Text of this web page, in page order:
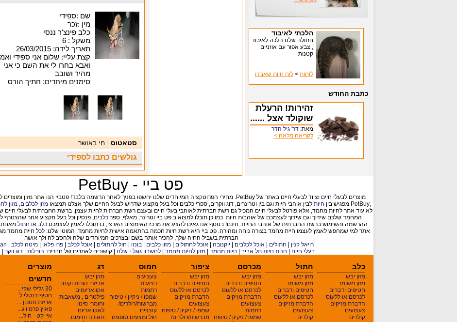
הלכתי לאיבוד
חתולה שלנו הלכה לאיבוד
, צבע אפור עם אוזניים
קטנות
לוחות > לוח חיות שאבדו
כתבת החודש
זהירות! הרעלת
שוקולד אצל ......
מאת: דר' גיל הדר
לקריאה מלאה >
שם :ספידי
מין :זכר
כלב פינצ'ר ננסי
משקל : 6
תאריך לידה: 26/03/2015
קצת עליי: שלום אני ספידי
ואבא בחרו לי את השם כי אני
מהיר ושובב
סימנים מיחדים: חתיך הורס
סטאטוס : חי באושר
גולשים כתבו לספידי
פט ביי - PetBuy
מוצרים לבעלי חיים וציוד לבעלי חיים באתר של PetBuy. מחירי הפרוטקציה המיוחדים שלנו יחשפו בפניך לאחר הרשמה בלבד! פטביי הנו אתר מזון ומוצרים לבעלי חיים. עבור בעלי חיים ואוהבי בע
,PetBuy מפג
יש בין חיות לבין אוהבי חיות וגם בין וטרינרים, דוג ווקרים, ספרי כלבים וכל בעל מקצוע שדרוש לבעל החיים שלך אצלנו תמצאו מזון לכלבים, מזון
המחמד שלכם שידוך וגם שידוך לעצמכם של אוהב/ת חיות. כמו כן תוכלו למצוא ב פט ביי וטרינר, מאלף, ספרכלבים
ההרשמה והשימוש ברשת החברתית של אוהבי החיות: חינם! בנוסף אנו גאים להציג את מרכז האימוצים הארצי, בו תוכלו לאמץ לעצמכם כלב או חתול מאחת
אתר למי שמחפש לאמץ לעצמו חיית מחמד בצורה נוחה ומהירה. פט ביי היא רשת חיות חכמה בהתאמה אישית לחיות מחמד. המוטו שלנו: לכל חיית מחמד
חברתית בשביל החיה שלך, להכיר אותה בשם ובצרכים המיוחדים שלה ולהסב לה ולך אושר.
רויאל קנין
חתולים אוכל לכלבים יוקנובה אוכל לחתולים מזון כלבים בונזו חול לחתולים אוכל לכלב פרו פלאן מיטה לכלב
בעלי חיים
חנות חיות תל אביב חיות מחמד |מזון לחיות מחמד |לחשבון גוגל+ שלנו |קישורים לאתרים של חברים: הובלות דוג ווקר |
כלב
מזון יבש
מזון משומר
חטיפים ודברים
לכרסם או ללעוס
הדברת מזיקים
צעצועים
קולרים
חתול
מזון יבש
מזון משומר
חטיפים ודברים
לכרסם או ללעוס
הדברת מזיקים
צעצועים
קולרים
מכרסם
מזון יבש
חטיפים ודברים
לכרסם או ללעוס
הדברת מזיקים
צעצועים
רתמות
שמפו / ניקיון / טיפוח
ציפור
מזון יבש
חטיפים ודברים
לכרסם או ללעוס
הדברת מזיקים
צעצועים
שמפו / ניקיון / טיפוח
מברשות/רולרים/
חמוס
צעצועים
רצועות
רתמות
שמפו / ניקיון / טיפוח
מברשות/רולרים/
קוצצים
חול ומצעים סופגים
דג
מזון יבש
אביזרי הורות וקינון
אקוואריומים
פילטרים , משאבות
וחומרי סינון
לאקוואריום
תאורה וחימום
מוצרים
חדשים
30 גלילי שקי...
חטיף דנטלי ל...
אריזת חסכון ...
פאוץ פרמיו ג...
איי קט - חול...